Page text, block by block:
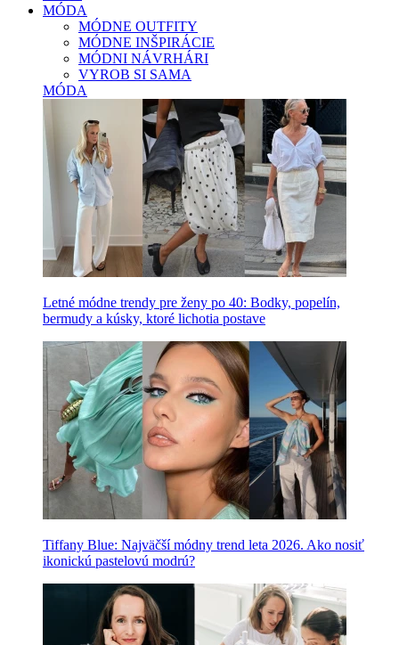
MÓDA
MÓDNE OUTFITY
MÓDNE INŠPIRÁCIE
MÓDNI NÁVRHÁRI
VYROB SI SAMA
MÓDA
Letné módne trendy pre ženy po 40: Bodky, popelín,
bermudy a kúsky, ktoré lichotia postave
Tiffany Blue: Najväčší módny trend leta 2026. Ako nosiť
ikonickú pastelovú modrú?